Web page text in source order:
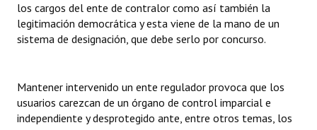
los cargos del ente de contralor como así también la
legitimación democrática y esta viene de la mano de un
sistema de designación, que debe serlo por concurso.
Mantener intervenido un ente regulador provoca que los
usuarios carezcan de un órgano de control imparcial e
independiente y desprotegido ante, entre otros temas, los